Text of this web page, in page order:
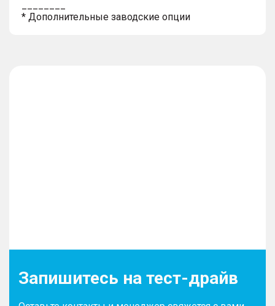
* Дополнительные заводские опции
Запишитесь на тест-драйв